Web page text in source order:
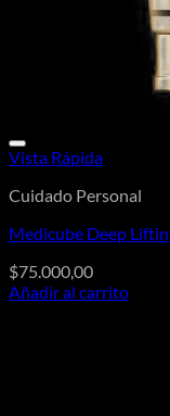
Vista Rápida
Cuidado Personal
Medicube Deep
$75.000,00
Añadir al carrito